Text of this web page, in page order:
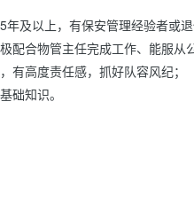
年及以上，有保安管理经验者或
配合物管主任完成工作、能服从
有高度责任感，抓好队容风纪；
消防基础知识。